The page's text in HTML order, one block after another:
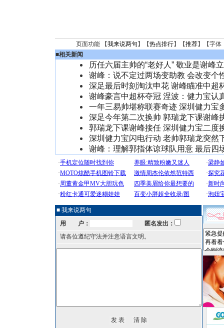
页面功能 【我来说两句 】【热点排行】【推荐】【字体
■相关新闻
历任六届主帅的“老好人” 敬业是谢峰
谢峰：说不定过两场变助教 会改变个
深足最后时刻淘汰申花 谢峰瞄准中超
谢峰豪言中超杯夺冠 涅波：健力宝认
一年三易帅堪称联赛奇迹 深圳健力宝
深足今年第二次换帅 郭瑞龙下课谢峰
郭瑞龙下课谢峰接任 深圳健力宝二度
深圳健力宝闪电行动 老帅郭瑞龙突然
谢峰：理解郭指体谅球队用意 最后四
■ 我来说两句
用 户：
匿名发出：
请各位遵纪守法并注意语言文明。